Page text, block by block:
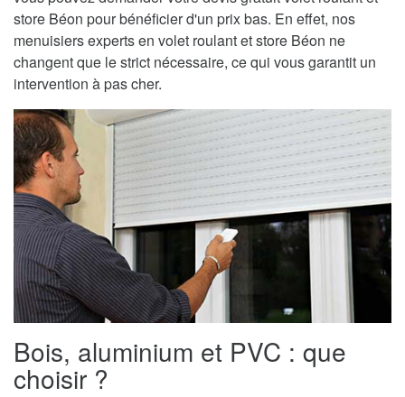
store Béon pour bénéficier d'un prix bas. En effet, nos
menuisiers experts en volet roulant et store Béon ne
changent que le strict nécessaire, ce qui vous garantit un
intervention à pas cher.
Bois, aluminium et PVC : que
choisir ?